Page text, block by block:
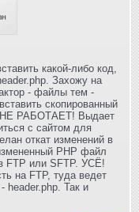
какой-либо код,
Захожу на
- файлы тем -
скопированный
НЕ РАБОТАЕТ! Выдает
с сайтом для
откат изменений в
PHP файл
FTP или SFTP. УСЁ!
на FTP, туда ведет
header.php. Так и